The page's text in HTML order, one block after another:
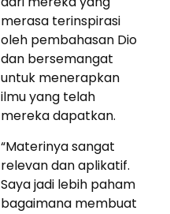
merasa terinspirasi
oleh pembahasan Dio
dan bersemangat
untuk menerapkan
ilmu yang telah
mereka dapatkan.
“Materinya sangat
relevan dan aplikatif.
Saya jadi lebih paham
bagaimana membuat